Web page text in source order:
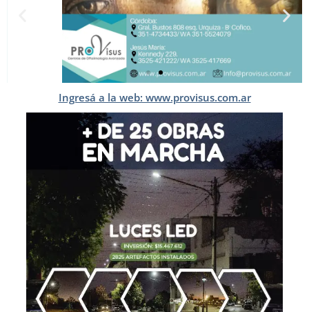
Ingresá a la web: www.provisus.com.ar